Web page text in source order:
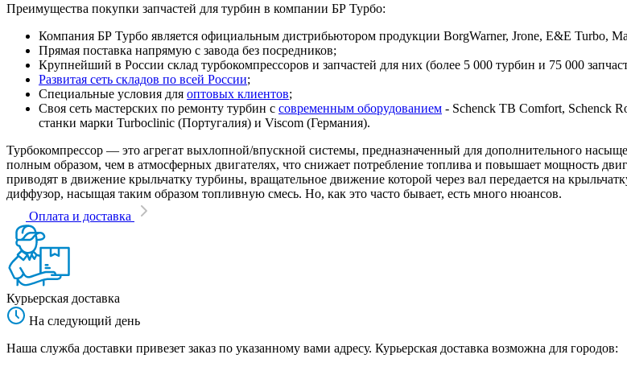
Преимущества покупки запчастей для турбин в компании БР Турбо:
Компания БР Турбо является официальным дистрибьютором продукции BorgWarner, Jrone, E&E Turbo,
Прямая поставка напрямую с завода без посредников;
Крупнейший в России склад турбокомпрессоров и запчастей для них (более 5 000 турбин и 75 000
Развитая сеть складов по всей России;
Специальные условия для оптовых клиентов;
Своя сеть мастерских по ремонту турбин с современным оборудованием - Schenck TB Comfort, Schenck
станки марки Turboclinic (Португалия) и Viscom (Германия).
Турбокомпрессор — это агрегат выхлопной/впускной системы, предназначенный для дополнительного
полным образом, чем в атмосферных двигателях, что снижает потребление топлива и повышает мощность
приводят в движение крыльчатку турбины, вращательное движение которой через вал передается на
диффузор, насыщая таким образом топливную смесь. Но, как это часто бывает, есть много нюансов.
Оплата и доставка
Курьерская доставка
На следующий день
Наша служба доставки привезет заказ по указанному вами адресу. Курьерская доставка возможна для городов: